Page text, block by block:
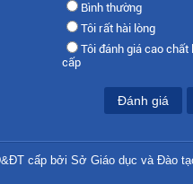
Bình thường
Tôi rất hài lòng
Tôi đánh giá cao
cấp
Đánh giá
cấp bởi Sở Giáo dục và Đào